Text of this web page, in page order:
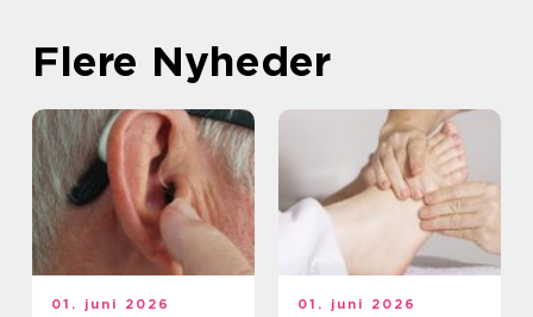
Flere Nyheder
01. juni 2026 01. juni 2026